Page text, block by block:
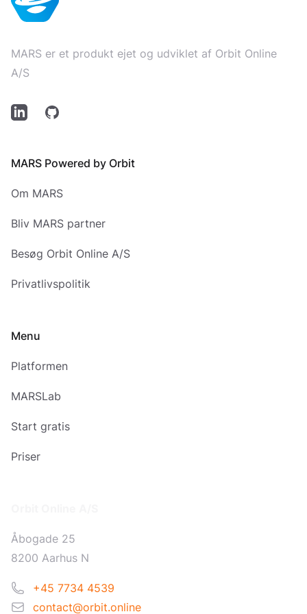
MARS er et produkt ejet og udviklet af Orbit Online
A/S
LinkedInGithub
MARS Powered by Orbit
Om MARS
Bliv MARS partner
Besøg Orbit Online A/S
Privatlivspolitik
Menu
Platformen
MARSLab
Start gratis
Priser
Åbogade 25
8200 Aarhus N
Telefon+45 7734 4539
Emailcontact@orbit.online